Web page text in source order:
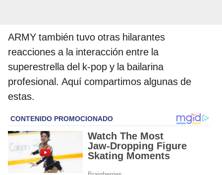
ARMY también tuvo otras hilarantes
reacciones a la interacción entre la
superestrella del k-pop y la bailarina
profesional. Aquí compartimos algunas de
estas.